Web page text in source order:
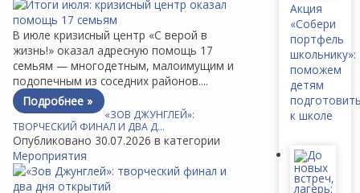
В июле кризисный центр «С верой в
жизнь!» оказал адресную помощь 17
семьям — многодетным, малоимущим и
подопечным из соседних районов....
Подробнее »
«ЗОВ ДЖУНГЛЕЙ»:
ТВОРЧЕСКИЙ ФИНАЛ И ДВА Д…
Опубликовано 30.07.2026 в категории
Мероприятия
Акция
«Собери
портфель
школьнику»:
поможем
детям
к школе